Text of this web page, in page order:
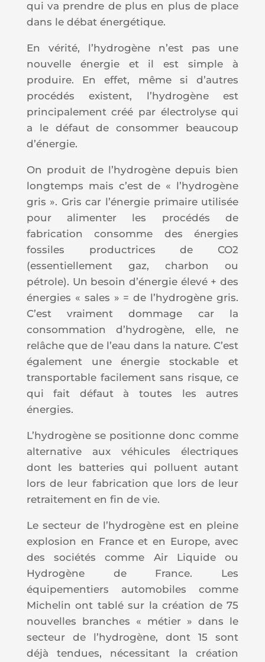
qui va prendre de plus en plus de place
dans le débat énergétique.
En vérité, l’hydrogène n’est pas une
nouvelle énergie et il est simple à
produire. En effet, même si d’autres
procédés existent, l’hydrogène est
principalement créé par électrolyse qui
a le défaut de consommer beaucoup
d’énergie.
On produit de l’hydrogène depuis bien
longtemps mais c’est de « l’hydrogène
gris ». Gris car l’énergie primaire utilisée
pour alimenter les procédés de
fabrication consomme des énergies
fossiles productrices de CO2
(essentiellement gaz, charbon ou
pétrole). Un besoin d’énergie élevé + des
énergies « sales » = de l’hydrogène gris.
C’est vraiment dommage car la
consommation d’hydrogène, elle, ne
relâche que de l’eau dans la nature. C’est
également une énergie stockable et
transportable facilement sans risque, ce
qui fait défaut à toutes les autres
énergies.
L’hydrogène se positionne donc comme
alternative aux véhicules électriques
dont les batteries qui polluent autant
lors de leur fabrication que lors de leur
retraitement en fin de vie.
Le secteur de l’hydrogène est en pleine
explosion en France et en Europe, avec
des sociétés comme Air Liquide ou
Hydrogène de France. Les
équipementiers automobiles comme
Michelin ont tablé sur la création de 75
nouvelles branches « métier » dans le
secteur de l’hydrogène, dont 15 sont
déjà tendues, nécessitant la création